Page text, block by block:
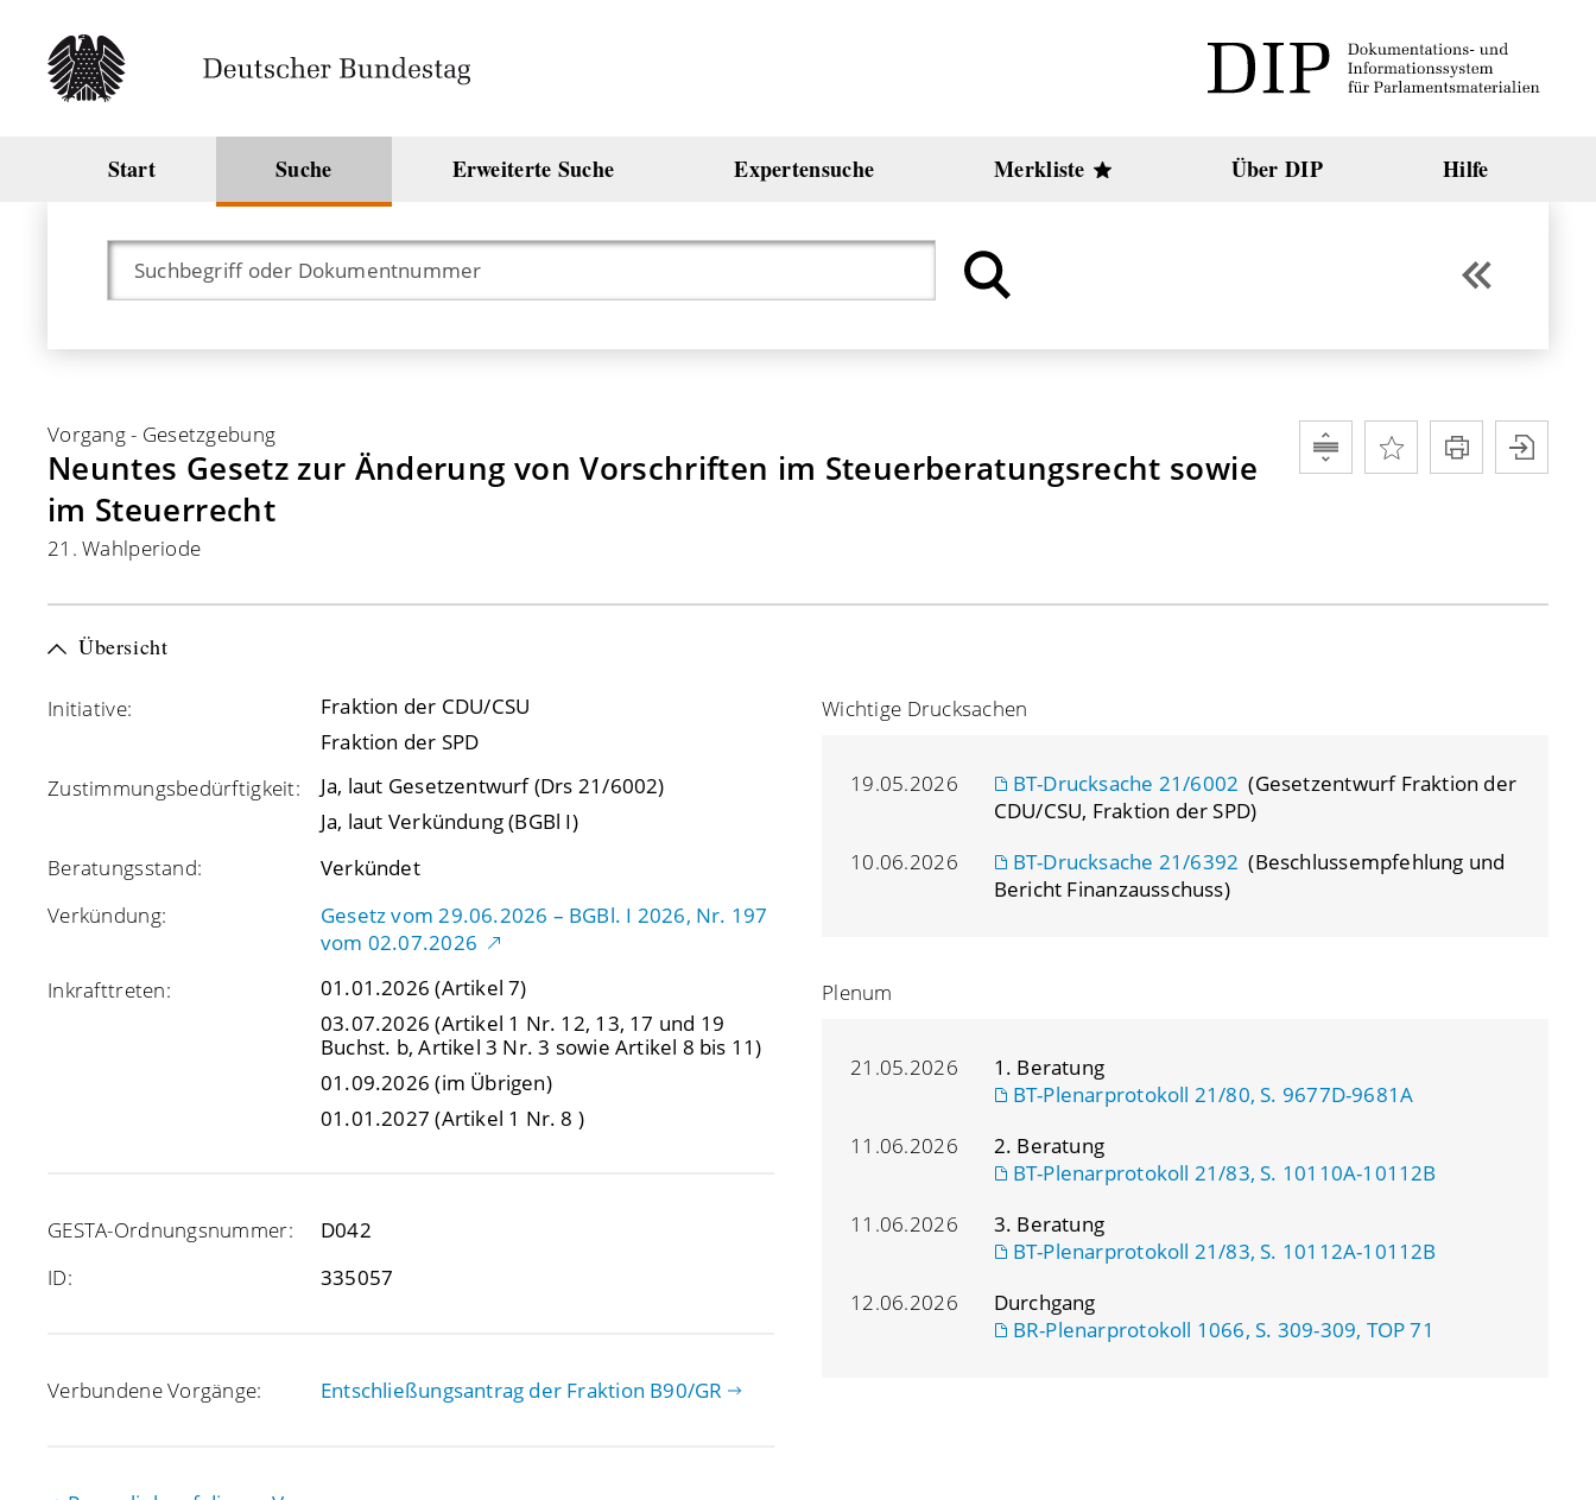
Start Suche Erweiterte Suche Expertensuche Merkliste Über DIP Hilfe
Vorgang- Gesetzgebung
Neuntes Gesetz zur Änderung von Vorschriften im Steuerberatungsrecht sowie
im Steuerrecht
21. Wahlperiode
Übersicht
Initiative:
Fraktion der CDU/CSU
Fraktion der SPD
Zustimmungsbedürftigkeit:
Ja, laut Gesetzentwurf (Drs 21/6002)
Ja, laut Verkündung (BGBl I)
Beratungsstand:
Verkündet
Verkündung:
Gesetz vom 29.06.2026 – BGBl. I 2026, Nr. 197
vom 02.07.2026
Inkrafttreten:
01.01.2026 (Artikel 7)
03.07.2026 (Artikel 1 Nr. 12, 13, 17 und 19
Buchst. b, Artikel 3 Nr. 3 sowie Artikel 8 bis 11)
01.09.2026 (im Übrigen)
01.01.2027 (Artikel 1 Nr. 8 )
GESTA-Ordnungsnummer:
D042
ID:
335057
Verbundene Vorgänge: Entschließungsantrag der Fraktion B90/GR
Wichtige Drucksachen
19.05.2026 BT-Drucksache 21/6002 (Gesetzentwurf Fraktion der
CDU/CSU, Fraktion der SPD)
10.06.2026
BT-Drucksache 21/6392 (Beschlussempfehlung und
Bericht Finanzausschuss)
Plenum
21.05.2026
1. Beratung
BT-Plenarprotokoll 21/80, S. 9677D-9681A
11.06.2026
2. Beratung
BT-Plenarprotokoll 21/83, S. 10110A-10112B
11.06.2026
3. Beratung
BT-Plenarprotokoll 21/83, S. 10112A-10112B
12.06.2026
Durchgang
BR-Plenarprotokoll 1066, S. 309-309, TOP 71